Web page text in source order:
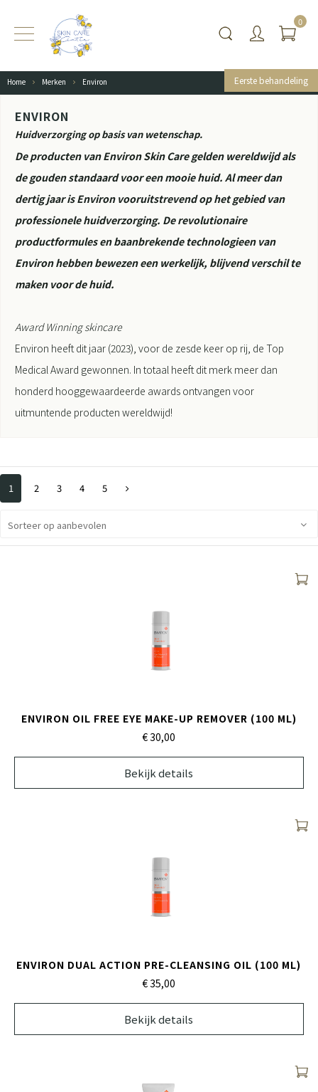
Eerste behandeling
0
Home Merken Environ
ENVIRON
Huidverzorging op basis van wetenschap.
De producten van Environ Skin Care gelden wereldwijd als
de gouden standaard voor een mooie huid. Al meer dan
dertig jaar is Environ vooruitstrevend op het gebied van
professionele huidverzorging. De revolutionaire
productformules en baanbrekende technologieen van
Environ hebben bewezen een werkelijk, blijvend verschil te
maken voor de huid.
Award Winning skincare
Environ heeft dit jaar (2023), voor de zesde keer op rij, de Top
Medical Award gewonnen. In totaal heeft dit merk meer dan
honderd hooggewaardeerde awards ontvangen voor
uitmuntende producten wereldwijd!
1 2 3 4 5
ENVIRON OIL FREE EYE MAKE-UP REMOVER (100 ML)
€ 30,00
Bekijk details
ENVIRON DUAL ACTION PRE-CLEANSING OIL (100 ML)
€ 35,00
Bekijk details